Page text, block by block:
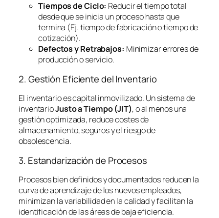
Tiempos de Ciclo: Reducir el tiempo total
desde que se inicia un proceso hasta que
termina (Ej. tiempo de fabricación o tiempo de
cotización).
Defectos y Retrabajos: Minimizar errores de
producción o servicio.
2. Gestión Eficiente del Inventario
El inventario es capital inmovilizado. Un sistema de
inventarioJusto a Tiempo (JIT), o al menos una
gestión optimizada, reduce costes de
almacenamiento, seguros y el riesgo de
obsolescencia.
3. Estandarización de Procesos
Procesos bien definidos y documentados reducen la
curva de aprendizaje de los nuevos empleados,
minimizan la variabilidad en la calidad y facilitan la
identificación de las áreas de baja eficiencia.